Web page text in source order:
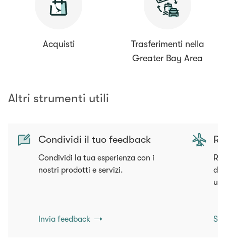
Acquisti
Trasferimenti nella
Greater Bay Area
Altri strumenti utili
Condividi il tuo feedback
Condividi la tua esperienza con i
nostri prodotti e servizi.
Invia feedback
un